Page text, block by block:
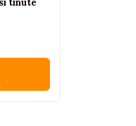
tinute